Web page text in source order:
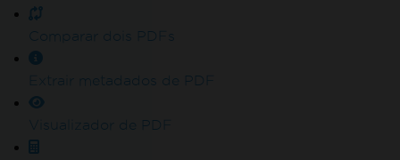
Comparar dois PDFs
Extrair metadados de PDF
Visualizador de PDF